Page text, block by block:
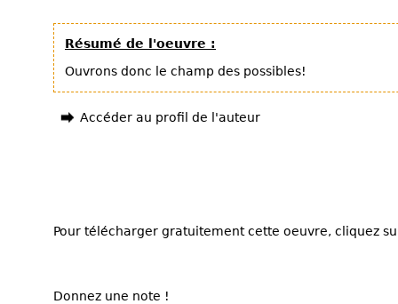
Résumé de l'oeuvre :
Ouvrons donc le champ des possibles!
Accéder au profil de l'auteur
Pour télécharger gratuitement cette oeuvre, cliquez
Donnez une note !